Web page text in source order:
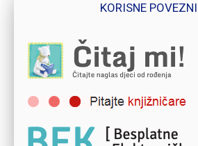
KORISNE